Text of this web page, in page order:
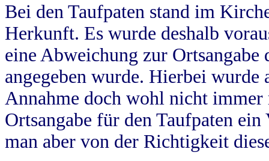
Bei den Taufpaten stand im
Herkunft. Es wurde deshalb
eine Abweichung zur
angegeben wurde. Hierbei wurde
Annahme doch wohl nicht
Ortsangabe für den Taufpaten
man aber von der Richtigkeit